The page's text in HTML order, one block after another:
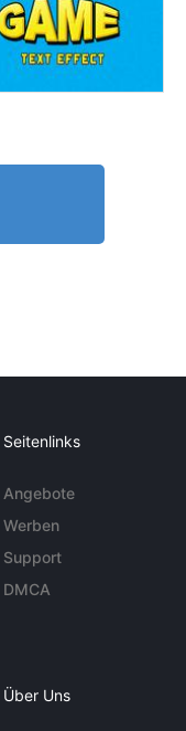
Seitenlinks
Angebote
Werben
Support
DMCA
Über Uns